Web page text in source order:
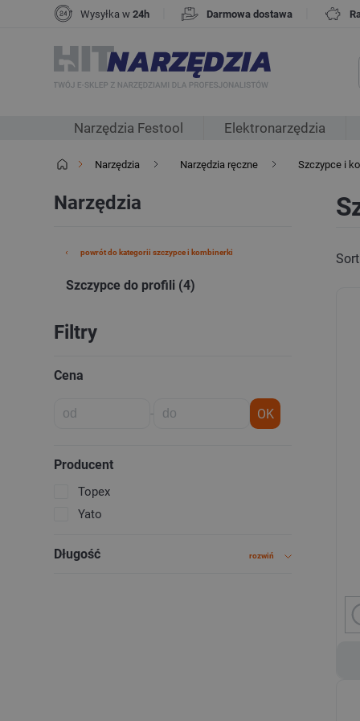
Wysyłka w24h Darmowa dostawa
Narzędzia Festool Elektronarzędzia
Narzędzia Narzędzia ręczne Szczypce i
Narzędzia
powrót do kategorii szczypce i kombinerki
Szczypce do profili (4)
Filtry
Cena
- OK
Producent
Topex
Yato
Długość rozwiń